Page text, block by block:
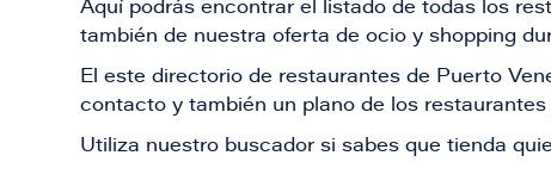
Aquí podrás encontrar el listado de todas los
también de nuestra oferta de ocio y shopping
El este directorio de restaurantes de Puerto
contacto y también un plano de los
Utiliza nuestro buscador si sabes que tienda